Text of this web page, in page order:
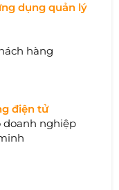
dụng quản lý
hàng
điện tử
doanh nghiệp